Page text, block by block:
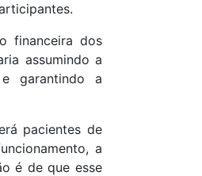
financeira dos
assumindo a
garantindo a
pacientes de
a
é de que esse